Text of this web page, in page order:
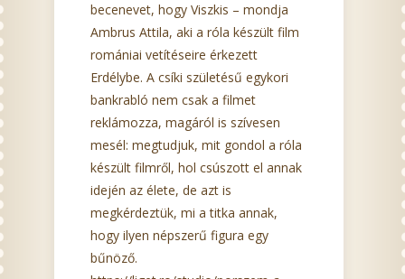
becenevet, hogy Viszkis – mondja
Ambrus Attila, aki a róla készült film
romániai vetítéseire érkezett
Erdélybe. A csíki születésű egykori
bankrabló nem csak a filmet
reklámozza, magáról is szívesen
mesél: megtudjuk, mit gondol a róla
készült filmről, hol csúszott el annak
idején az élete, de azt is
megkérdeztük, mi a titka annak,
hogy ilyen népszerű figura egy
bűnöző.